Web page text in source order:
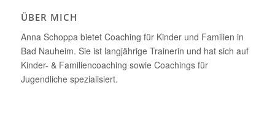
ÜBER MICH
Anna Schoppa bietet Coaching für Kinder und Familien in
Bad Nauheim. Sie ist langjährige Trainerin und hat sich auf
Kinder- & Familiencoaching sowie Coachings für
Jugendliche spezialisiert.